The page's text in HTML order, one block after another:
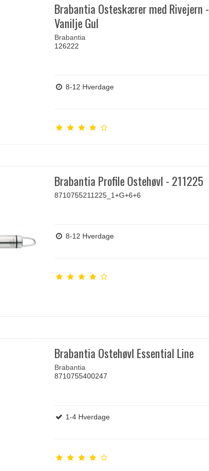
Brabantia Osteskærer med Rivejern -
Vanilje Gul
Brabantia
126222
8-12 Hverdage
Brabantia Profile Ostehøvl - 211225
8710755211225_1+G+6+6
8-12 Hverdage
Brabantia Ostehøvl Essential Line
Brabantia
8710755400247
1-4 Hverdage